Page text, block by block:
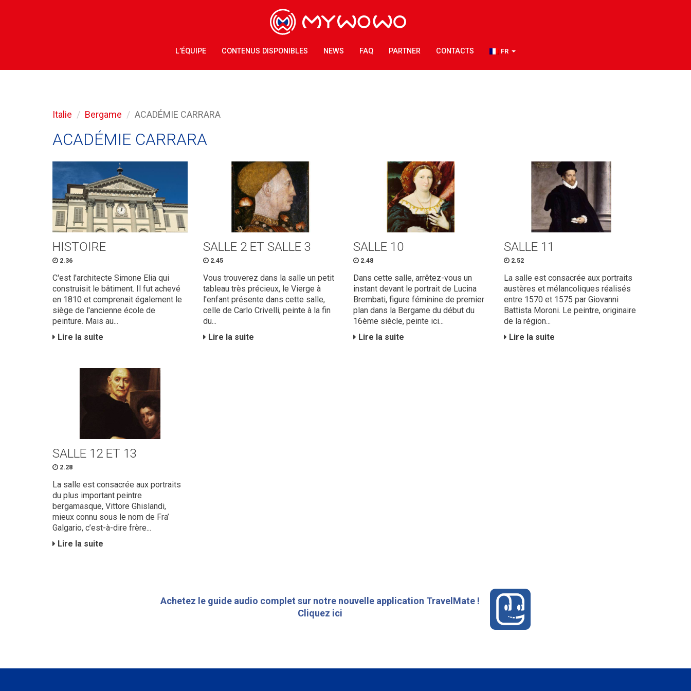
L’ÉQUIPE CONTENUS DISPONIBLES NEWS FAQ PARTNER CONTACTS FR
Italie Bergame ACADÉMIE CARRARA
ACADÉMIE CARRARA
HISTOIRE
2.36
C'est l'architecte Simone Elia qui
construisit le bâtiment. Il fut achevé
en 1810 et comprenait également le
siège de l'ancienne école de
peinture. Mais au...
Lire la suite
SALLE 2 ET SALLE 3
2.45
Vous trouverez dans la salle un petit
tableau très précieux, le Vierge à
l'enfant présente dans cette salle,
celle de Carlo Crivelli, peinte à la fin
du...
Lire la suite
SALLE 10
2.48
Dans cette salle, arrêtez-vous un
instant devant le portrait de Lucina
Brembati, figure féminine de premier
plan dans la Bergame du début du
16ème siècle, peinte ici...
Lire la suite
SALLE 11
2.52
La salle est consacrée aux portraits
austères et mélancoliques réalisés
entre 1570 et 1575 par Giovanni
Battista Moroni. Le peintre, originaire
de la région...
Lire la suite
SALLE 12 ET 13
2.28
La salle est consacrée aux portraits
du plus important peintre
bergamasque, Vittore Ghislandi,
mieux connu sous le nom de Fra’
Galgario, c’est-à-dire frère...
Lire la suite
Achetez le guide audio complet sur notre nouvelle application TravelMate !
Cliquez ici